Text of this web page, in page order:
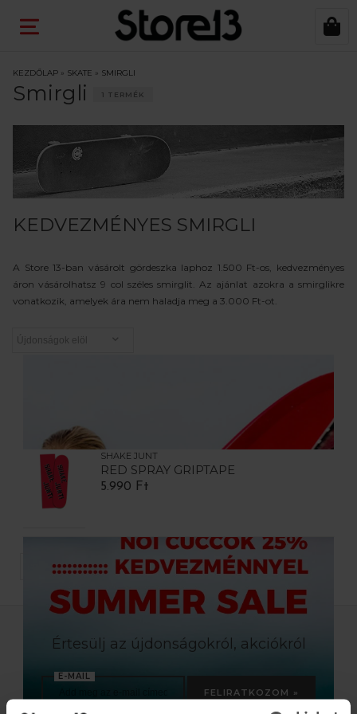
KEZDŐLAP » SKATE » SMIRGLI
Smirgli 1 TERMÉK
KEDVEZMÉNYES SMIRGLI
A Store 13-ban vásárolt gördeszka laphoz 1.500 Ft-os, kedvezményes
áron vásárolhatsz 9 col széles smirglit. Az ajánlat azokra a smirglikre
vonatkozik, amelyek ára nem haladja meg a 3.000 Ft-ot.
SHAKE JUNT
RED SPRAY GRIPTAPE
5.990 Ft
TERMÉK / OLDAL
Értesülj az újdonságokról, akciókról
E-MAIL
FELIRATKOZOM »